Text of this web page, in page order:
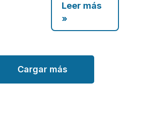
Leer más
»
Cargar más